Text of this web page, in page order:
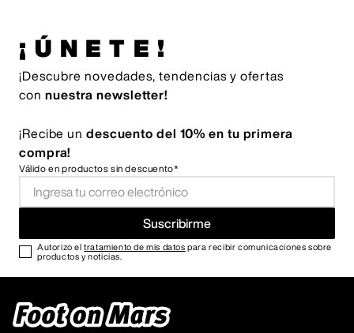
¡ÚNETE!
¡Descubre novedades, tendencias y ofertas
con nuestra newsletter!
¡Recibe un descuento del 10% en tu primera
compra!
Válido en productos sin descuento*
Suscribirme
Autorizo eltratamiento de mis datos para recibir comunicaciones sobre
productos y noticias.